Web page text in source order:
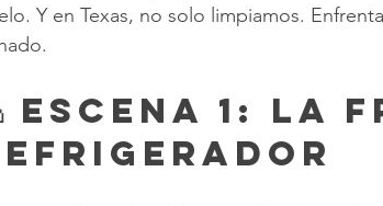
Y en Texas, no solo limpiamos.
Escena 1: